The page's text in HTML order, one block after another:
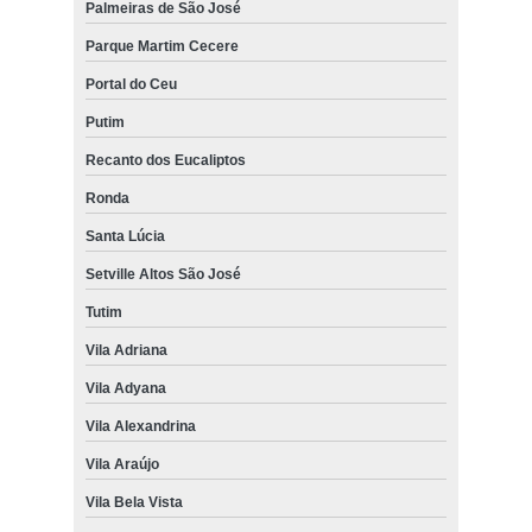
endereço de clínica veterinária próximo a mim Santa Lúcia
telefone de clínica 24 horas veterinária Rua Benedita dos Santos
clínica veterinária perto de mim Pedregulho
endereço de clínica 24 horas veterinária perto de mim Estrada
Municipal Joel de Paula
Palmeiras de São José
Parque Martim Cecere
Portal do Ceu
Putim
Recanto dos Eucaliptos
Ronda
Santa Lúcia
Setville Altos São José
Tutim
Vila Adriana
Vila Adyana
Vila Alexandrina
Vila Araújo
Vila Bela Vista